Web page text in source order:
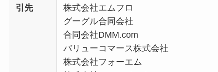
引先
株式会社エムフロ
グーグル合同会社
合同会社DMM.com
バリューコマース株式会社
株式会社フォーエム